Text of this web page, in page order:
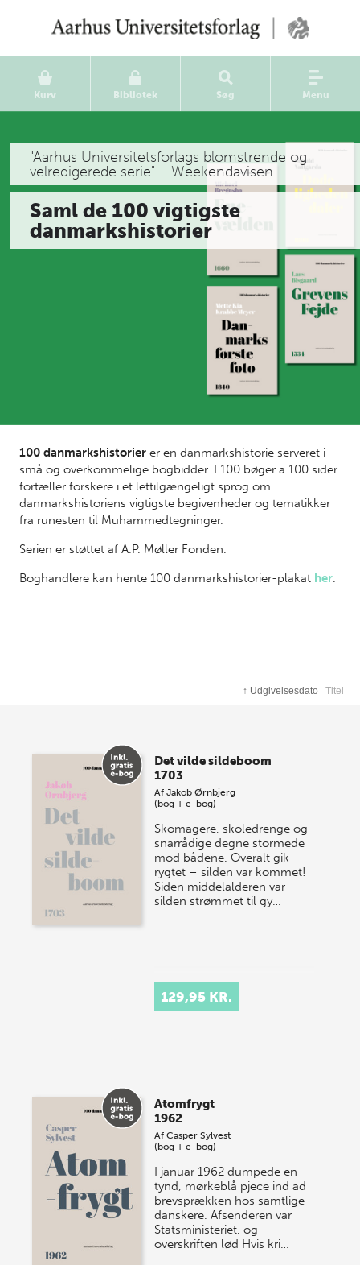
Kurv Bibliotek Søg Menu
"Aarhus Universitetsforlags blomstrende og
velredigerede serie" – Weekendavisen
Saml de 100 vigtigste
danmarkshistorier
100 danmarkshistorier er en danmarkshistorie serveret i
små og overkommelige bogbidder. I 100 bøger a 100 sider
fortæller forskere i et lettilgængeligt sprog om
danmarkshistoriens vigtigste begivenheder og tematikker
fra runesten til Muhammedtegninger.
Serien er støttet af A.P. Møller Fonden.
Boghandlere kan hente 100 danmarkshistorier-plakat her.
↑ Udgivelsesdato Titel
Det vilde sildeboom
1703
AfJakob Ørnbjerg
(bog + e-bog)
Skomagere, skoledrenge og
snarrådige degne stormede
mod bådene. Overalt gik
rygtet – silden var kommet!
Siden middelalderen var
silden strømmet til gy…
129,95 KR.
Atomfrygt
1962
AfCasper Sylvest
(bog + e-bog)
I januar 1962 dumpede en
tynd, mørkeblå pjece ind ad
brevsprækken hos samtlige
danskere. Afsenderen var
Statsministeriet, og
overskriften lød Hvis kri…